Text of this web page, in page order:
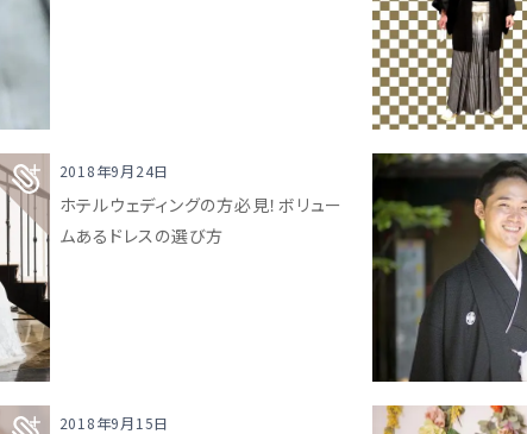
2018年9月24日
ホテルウェディングの方必見！ボリュー
ムあるドレスの選び方
2018年9月15日